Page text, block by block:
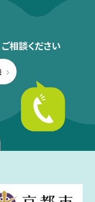
ご相談ください